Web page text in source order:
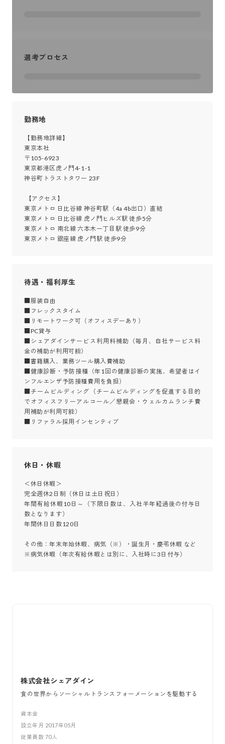
選考プロセス
勤務地
【勤務地詳細】
東京本社
〒105-6923
東京都港区虎ノ門4-1-1
神谷町トラストタワー 23F
東京メトロ 日比谷線 神谷町駅（4a 4b出口）直結
東京メトロ 日比谷線 虎ノ門ヒルズ駅 徒歩5分
東京メトロ 南北線 六本木一丁目駅 徒歩9分
東京メトロ 銀座線 虎ノ門駅 徒歩9分
待遇・福利厚生
■服装自由
■フレックスタイム
■リモートワーク可（オフィスデーあり）
■PC貸与
■シェアダインサービス利用料補助（毎月、自社サービス料
金の補助が利用可能）
■書籍購入、業務ツール購入費補助
■健康診断・予防接種（年1回の健康診断の実施、希望者はイ
ンフルエンザ予防接種費用を負担）
■チームビルディング（チームビルディングを促進する目的
でオフィスフリーアルコール／懇親会・ウェルカムランチ費
用補助が利用可能）
■リファラル採用インセンティブ
休日・休暇
＜休日休暇＞
完全週休2日制（休日は土日祝日）
年間有給休暇10日～（下限日数は、入社半年経過後の付与日
数となります）
年間休日日数120日
その他：年末年始休暇、病気（※）・誕生月・慶弔休暇 など
※病気休暇（年次有給休暇とは別に、入社時に3日付与）
株式会社シェアダイン
食の世界からソーシャルトランスフォーメーションを駆動する
資本金
設立年月 2017年05月
従業員数 70人